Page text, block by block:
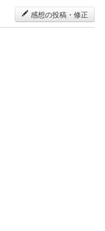
感想の投稿・修正